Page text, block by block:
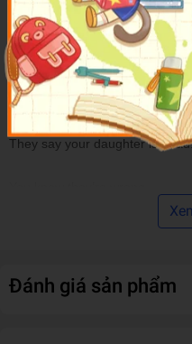
“An absorbing treat.” –
“The corporate
Grisham, with the frank
protagonists.”—Entertainment
They say your daughter is
When her fiancé’s private
But Maggie, Allison’s
Đánh giá sản phẩm